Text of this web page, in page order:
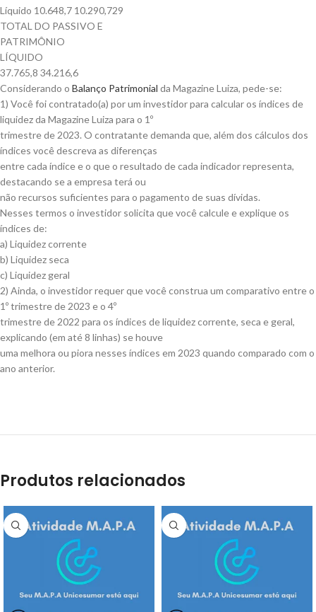
Líquido 10.648,7 10.290,729
TOTAL DO PASSIVO E
PATRIMÔNIO
LÍQUIDO
37.765,8 34.216,6
Considerando o Balanço Patrimonial da Magazine Luiza, pede-se:
1) Você foi contratado(a) por um investidor para calcular os índices de
liquidez da Magazine Luiza para o 1º
trimestre de 2023. O contratante demanda que, além dos cálculos dos
índices você descreva as diferenças
entre cada índice e o que o resultado de cada indicador representa,
destacando se a empresa terá ou
não recursos suficientes para o pagamento de suas dívidas.
Nesses termos o investidor solicita que você calcule e explique os
índices de:
a) Liquidez corrente
b) Liquidez seca
c) Liquidez geral
2) Ainda, o investidor requer que você construa um comparativo entre o
1º trimestre de 2023 e o 4º
trimestre de 2022 para os índices de liquidez corrente, seca e geral,
explicando (em até 8 linhas) se houve
uma melhora ou piora nesses índices em 2023 quando comparado com o
ano anterior.
Produtos relacionados